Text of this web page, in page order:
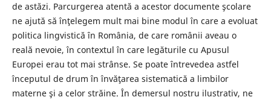
de astăzi. Parcurgerea atentă a acestor documente şcolare
ne ajută să înţelegem mult mai bine modul în care a evoluat
politica lingvistică în România, de care românii aveau o
reală nevoie, în contextul în care legăturile cu Apusul
Europei erau tot mai strânse. Se poate întrevedea astfel
începutul de drum în învăţarea sistematică a limbilor
materne şi a celor străine. În demersul nostru ilustrativ, ne